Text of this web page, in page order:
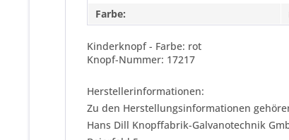
Farbe:
Kinderknopf - Farbe: rot
Knopf-Nummer: 17217
Herstellerinformationen:
Zu den Herstellungsinformationen
Hans Dill Knopffabrik-Galvanotechnik